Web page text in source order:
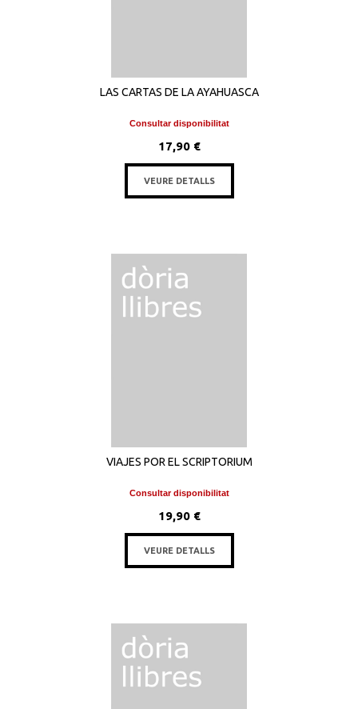
LAS CARTAS DE LA AYAHUASCA
Consultar disponibilitat
17,90 €
VEURE DETALLS
VIAJES POR EL SCRIPTORIUM
Consultar disponibilitat
19,90 €
VEURE DETALLS